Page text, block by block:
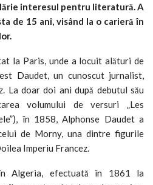
interesul pentru literatură. A
de 15 ani, visând la o carieră în
la Paris, unde a locuit alături de
Daudet, un cunoscut jurnalist,
La doar doi ani după debutul său
volumului de versuri „Les
în 1858, Alphonse Daudet a
de Morny, una dintre figurile
Imperiu Francez.
Algeria, efectuată în 1861 la